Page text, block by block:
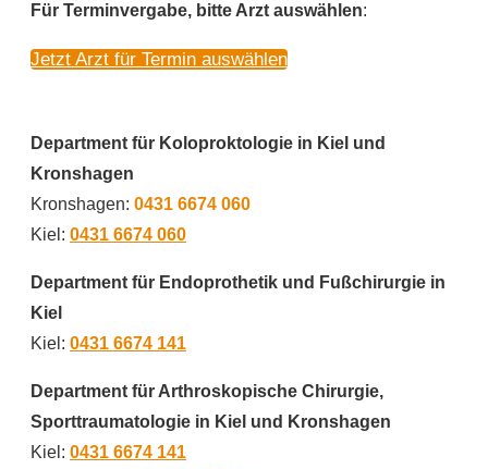
Für Terminvergabe, bitte Arzt auswählen:
Jetzt Arzt für Termin auswählen
Department für Koloproktologie in Kiel und
Kronshagen
Kronshagen: 0431 6674 060
Kiel: 0431 6674 060
Department für Endoprothetik und Fußchirurgie in
Kiel
Kiel: 0431 6674 141
Department für Arthroskopische Chirurgie,
Sporttraumatologie in Kiel und Kronshagen
Kiel: 0431 6674 141